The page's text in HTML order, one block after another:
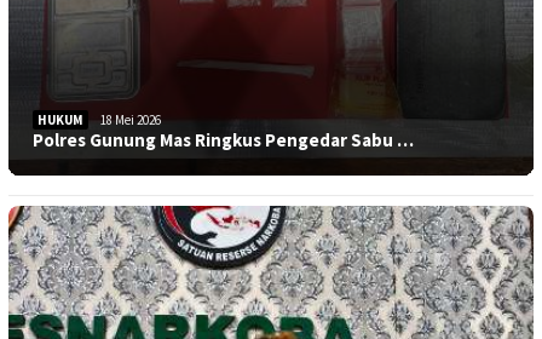
HUKUM 18 Mei 2026
Polres Gunung Mas Ringkus Pengedar Sabu …